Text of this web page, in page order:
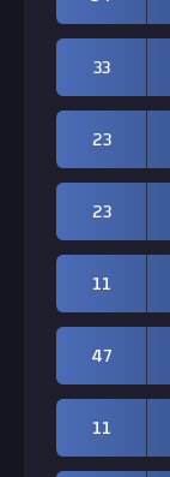
33
23
23
11
47
11